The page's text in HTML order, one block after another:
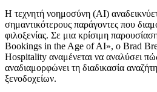
Η τεχνητή νοημοσύνη (AI)
σημαντικότερους παράγοντες που
φιλοξενίας. Σε μια κρίσιμη
Bookings in the Age of AI», ο Brad
Hospitality αναμένεται να αναλύσει
αναδιαμορφώνει τη διαδικασία
ξενοδοχείων.